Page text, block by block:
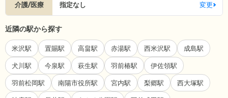
介護/医療 指定なし 変更
近隣の駅から探す
米沢駅 置賜駅 高畠駅 赤湯駅 西米沢駅 成島駅
犬川駅 今泉駅 萩生駅 羽前椿駅 伊佐領駅
羽前松岡駅 南陽市役所駅 宮内駅 梨郷駅 西大塚駅